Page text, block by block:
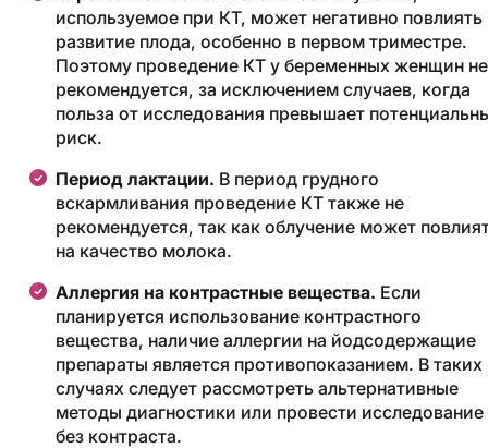
используемое при КТ, может негативно повлиять
развитие плода, особенно в первом триместре.
Поэтому проведение КТ у беременных женщин не
рекомендуется, за исключением случаев, когда
польза от исследования превышает
риск.
Период лактации. В период грудного
вскармливания проведение КТ также не
рекомендуется, так как облучение может
на качество молока.
Аллергия на контрастные вещества. Если
планируется использование контрастного
вещества, наличие аллергии на йодсодержащие
препараты является противопоказанием. В таких
случаях следует рассмотреть альтернативные
методы диагностики или провести исследование
без контраста.